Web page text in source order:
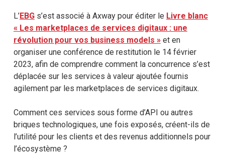
L’EBGs’est associé à Axway pour éditer le Livre blanc
« Les marketplaces de services digitaux : une
révolution pour vos business models »et en
organiser une conférence de restitution le 14 février
2023, afin de comprendre comment la concurrence s’est
déplacée sur les services à valeur ajoutée fournis
agilement par les marketplaces de services digitaux.
Comment ces services sous forme d’API ou autres
briques technologiques, une fois exposés, créent-ils de
l’utilité pour les clients et des revenus additionnels pour
l’écosystème ?